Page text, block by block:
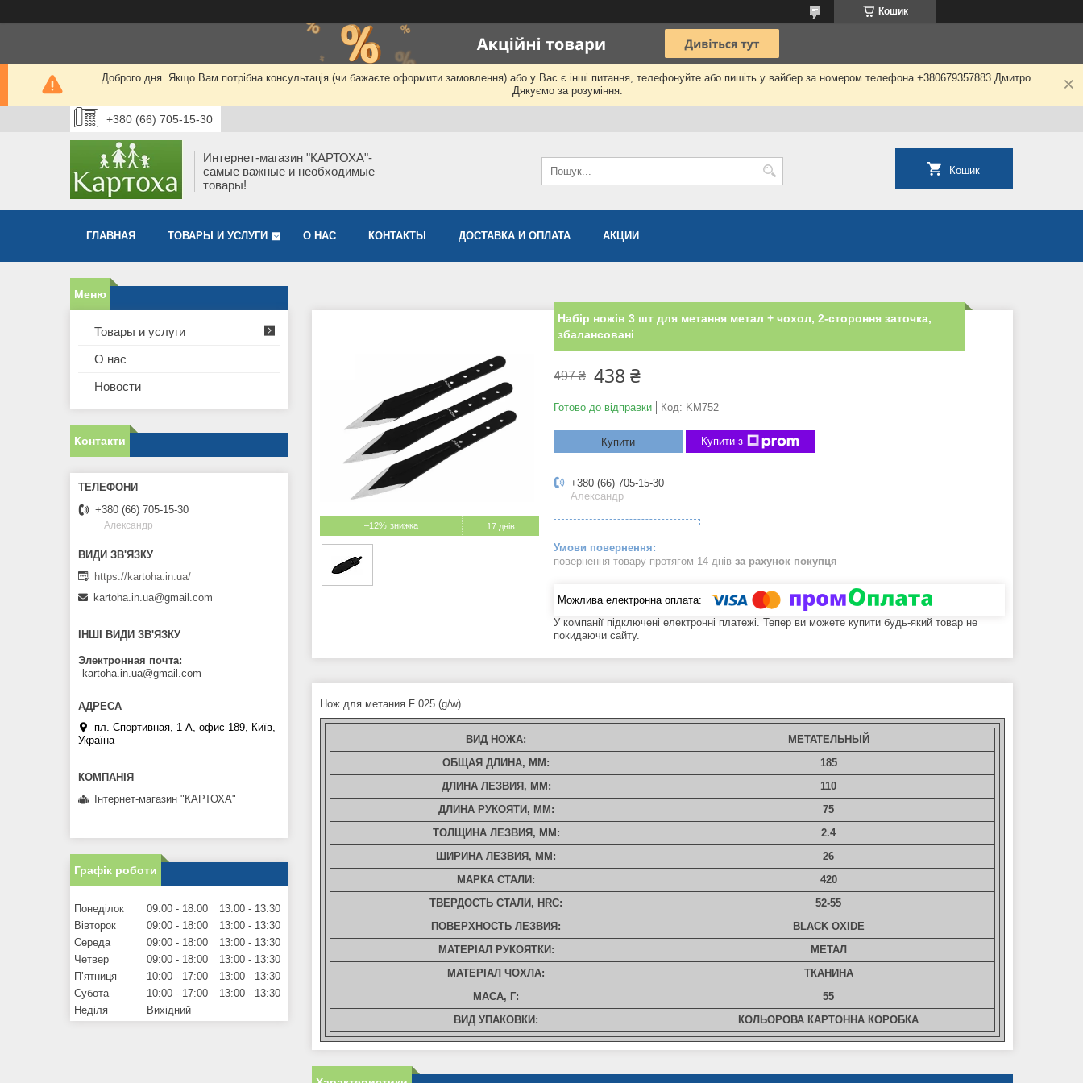
Кошик
Доброго дня. Якщо Вам потрібна консультація (чи бажаєте оформити замовлення) або у Вас є інші питання, телефонуйте або пишіть у вайбер за номером телефона +380679357883 Дмитро.
Дякуємо за розуміння.
+380 (66) 705-15-30
Интернет-магазин "КАРТОХА"-
самые важные и необходимые
товары!
Кошик
ГЛАВНАЯ ТОВАРЫ И УСЛУГИ О НАС КОНТАКТЫ ДОСТАВКА И ОПЛАТА АКЦИИ
–12% 17 днів
Набір ножів 3 шт для метання метал + чохол, 2-стороння заточка,
збалансовані
497 ₴ 438 ₴
Готово до відправки Код: KM752
Купити Купити з
+380 (66) 705-15-30
Александр
повернення товару протягом 14 днів за рахунок покупця
У компанії підключені електронні платежі. Тепер ви можете купити будь-який товар не
покидаючи сайту.
Нож для метания F 025 (g/w)
ВИД НОЖА:
МЕТАТЕЛЬНЫЙ
ОБЩАЯ ДЛИНА, ММ:
185
ДЛИНА ЛЕЗВИЯ, ММ:
110
ДЛИНА РУКОЯТИ, ММ:
75
ТОЛЩИНА ЛЕЗВИЯ, ММ:
2.4
ШИРИНА ЛЕЗВИЯ, ММ:
26
МАРКА СТАЛИ:
420
ТВЕРДОСТЬ СТАЛИ, HRC:
52-55
ПОВЕРХНОСТЬ ЛЕЗВИЯ:
BLACK OXIDE
МАТЕРІАЛ РУКОЯТКИ:
МЕТАЛ
МАТЕРІАЛ ЧОХЛА:
ТКАНИНА
МАСА, Г:
55
ВИД УПАКОВКИ:
КОЛЬОРОВА КАРТОННА КОРОБКА
Товары и услуги
О нас
Новости
Контакти
+380 (66) 705-15-30
Александр
https://kartoha.in.ua/
kartoha.in.ua@gmail.com
ІНШІ ВИДИ ЗВ'ЯЗКУ
Электронная почта
kartoha.in.ua@gmail.com
пл. Спортивная, 1-А, офис 189, Київ,
Україна
Інтернет-магазин "КАРТОХА"
Графік роботи
Понеділок 09:00 18:00 13:00
13:30
Вівторок
09:00 18:00 13:00
13:30
Середа
09:00 18:00 13:00
13:30
Четвер
09:00 18:00 13:00
13:30
Пʼятниця
10:00 17:00 13:00
13:30
Субота
10:00 17:00 13:00
13:30
Неділя
Вихідний